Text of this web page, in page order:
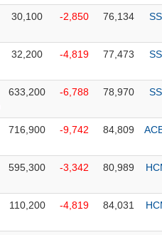
30,100 -2,850 76,134
32,200 -4,819 77,473
633,200 -6,788 78,970
716,900 -9,742 84,809
595,300 -3,342 80,989
110,200 -4,819 84,031